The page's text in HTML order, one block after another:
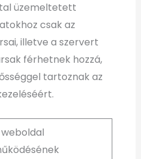
üzemeltetett
csak az
illetve a szervert
férhetnek hozzá,
tartoznak az